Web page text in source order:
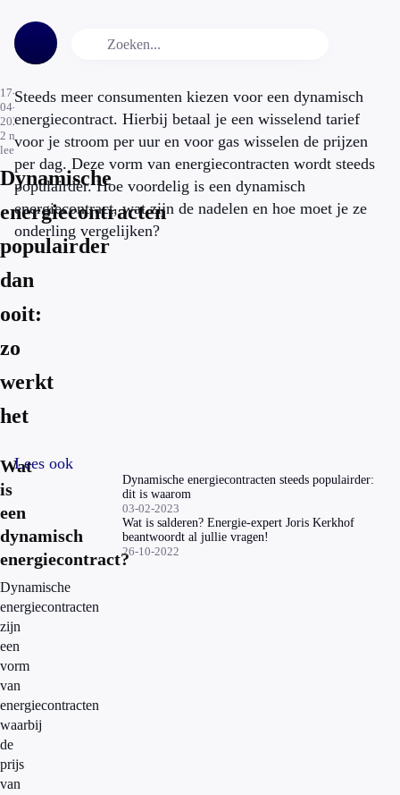
17-
04-
2023
2 min.
leestijd
Dynamische
energiecontracten
populairder
dan
ooit:
zo
werkt
het
Steeds meer consumenten kiezen voor een dynamisch
energiecontract. Hierbij betaal je een wisselend tarief
voor je stroom per uur en voor gas wisselen de prijzen
per dag. Deze vorm van energiecontracten wordt steeds
populairder. Hoe voordelig is een dynamisch
energiecontract, wat zijn de nadelen en hoe moet je ze
onderling vergelijken?
Wat
is
een
dynamisch
energiecontract?
Dynamische
energiecontracten
zijn
een
vorm
van
energiecontracten
waarbij
de
prijs
van
Lees ook
Dynamische energiecontracten steeds populairder:
dit is waarom
03-02-2023
Wat is salderen? Energie-expert Joris Kerkhof
beantwoordt al jullie vragen!
26-10-2022